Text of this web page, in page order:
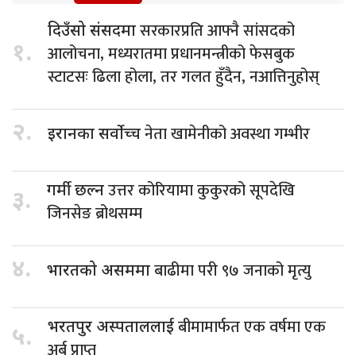
१.
दिउँसो संसदमासरकारप्रति आफ्नै सांसदको
आलोचना, मध्यरातमा प्रधानमन्त्रीको फेसबुक
स्टाटसः ढिला होला, तर गलत हुँदैन, नआत्तिनुहोस्
२. इरानका सर्वोच्चनेता खामेनीको अवस्था गम्भीर
३. गर्मी छल्नउत्तर कोरियामा कुकुरको सूपदेखि
जिनसेङ ब्रोथसम्म
४. भारतको असममाबाढीमा परी ९७ जनाको मृत्यु
५. भरतपुर अस्पताललाईबीमामार्फत एक वर्षमा एक
अर्ब प्राप्त